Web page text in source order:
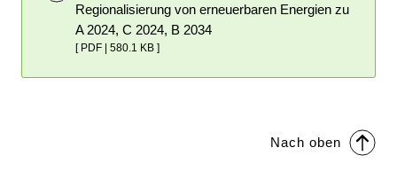
Energiesalden ausgewählter europäischer
Regionen je Szenario (zu Kapitel 3.2.1)
Aufbereitung für Netzberechnungen (zu
Regionalisierung von erneuerbaren Energien zu
A 2024, C 2024, B 2034
[ PDF | 580.1 KB ]
Nach oben